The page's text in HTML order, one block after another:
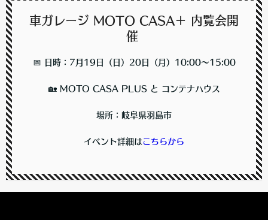
車ガレージ MOTO CASA＋ 内覧会開
催
📅 日時：7月19日（日）20日（月）10:00〜15:00
🏡 MOTO CASA PLUS と コンテナハウス
場所：岐阜県羽島市
イベント詳細はこちらから